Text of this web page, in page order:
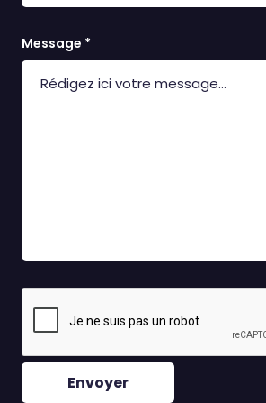
Message *
Envoyer